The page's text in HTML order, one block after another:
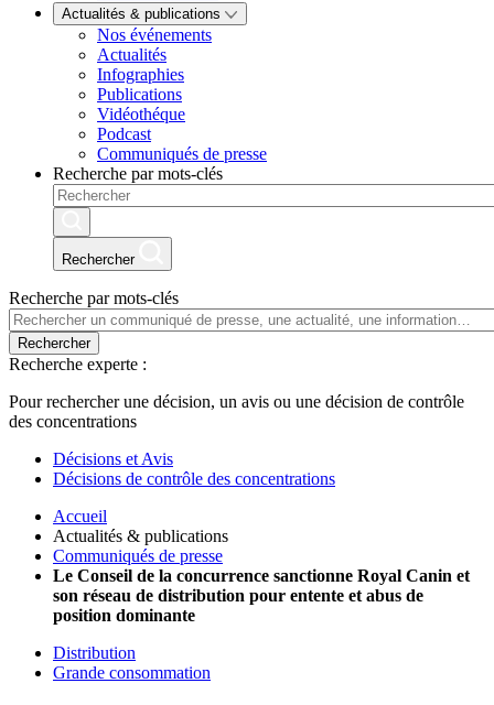
Actualités & publications
Nos événements
Actualités
Infographies
Publications
Vidéothéque
Podcast
Communiqués de presse
Recherche par mots-clés
Rechercher
Recherche par mots-clés
Rechercher
Recherche experte :
Pour rechercher une décision, un avis ou une décision de contrôle
des concentrations
Décisions et Avis
Décisions de contrôle des concentrations
Accueil
Actualités & publications
Communiqués de presse
Le Conseil de la concurrence sanctionne Royal Canin et
son réseau de distribution pour entente et abus de
position dominante
Distribution
Grande consommation